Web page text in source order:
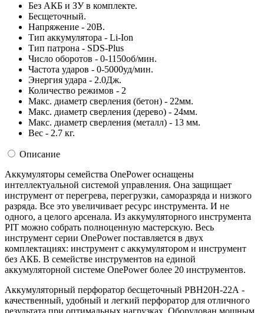
Без АКБ и ЗУ в комплекте.
Бесщеточный.
Напряжение - 20В.
Тип аккумулятора - Li-Ion
Тип патрона - SDS-Plus
Число оборотов - 0-1150об/мин.
Частота ударов - 0-5000уд/мин.
Энергия удара - 2.0Дж.
Количество режимов - 2
Макс. диаметр сверления (бетон) - 22мм.
Макс. диаметр сверления (дерево) - 24мм.
Макс. диаметр сверления (металл) - 13 мм.
Вес - 2.7 кг.
Описание
Аккумуляторы семейства OnePower оснащены
интеллектуальной системой управления. Она защищает
инструмент от перегрева, перегрузки, саморазряда и низкого
разряда. Все это увеличивает ресурс инструмента. И не
одного, а целого арсенала. Из аккумуляторного инструмента
PIT можно собрать полноценную мастерскую. Весь
инструмент серии OnePower поставляется в двух
комплектациях: инструмент с аккумулятором и инструмент
без АКБ. В семействе инструментов на единой
аккумуляторной системе OnePower более 20 инструментов.
Аккумуляторный перфоратор бесщеточный PBH20H-22А -
качественный, удобный и легкий перфоратор для отличного